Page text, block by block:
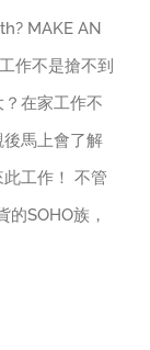
MAKE AN
作不是搶不到
在家工作不
馬上會了解
工作！ 不管
SOHO族，